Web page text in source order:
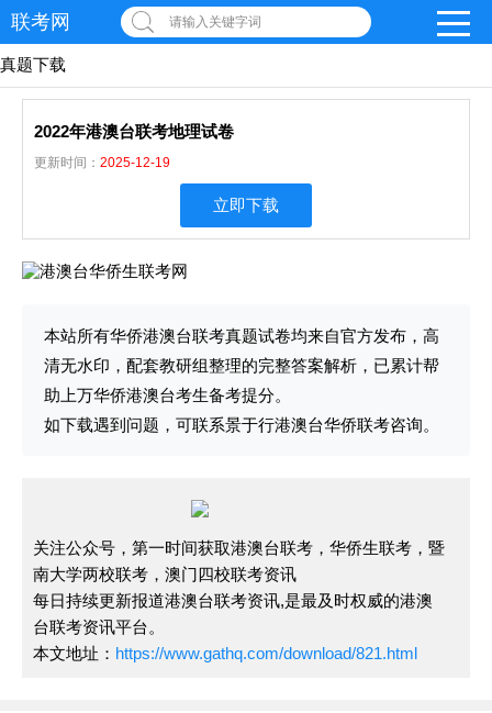
联考网 请输入关键字词
真题下载
2022年港澳台联考地理试卷
更新时间： 2025-12-19
立即下载
本站所有华侨港澳台联考真题试卷均来自官方发布，高
清无水印，配套教研组整理的完整答案解析，已累计帮
助上万华侨港澳台考生备考提分。
如下载遇到问题，可联系景于行港澳台华侨联考咨询。
关注公众号，第一时间获取港澳台联考，华侨生联考，暨
南大学两校联考，澳门四校联考资讯
每日持续更新报道港澳台联考资讯,是最及时权威的港澳
台联考资讯平台。
本文地址： https://www.gathq.com/download/821.html